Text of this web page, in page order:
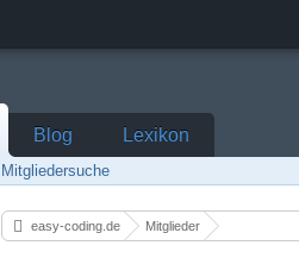
Blog Lexikon
Mitgliedersuche
easy-coding.de Mitglieder